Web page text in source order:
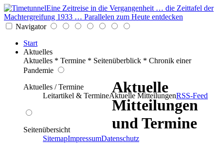
Eine Zeitreise in die Vergangenheit … die Zeittafel der
Machtergreifung 1933 … Parallelen zum Heute entdecken
Navigator
Start
Aktuelles
Aktuelles * Termine * Seitenüberblick * Chronik einer
Pandemie
Aktuelles / Termine
Leitartikel & TermineAktuelle MitteilungenRSS-Feed
Seitenübersicht
SitemapImpressumDatenschutz
Aktuelle
Mitteilungen
und Termine